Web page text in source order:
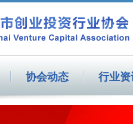
协会动态 行业资